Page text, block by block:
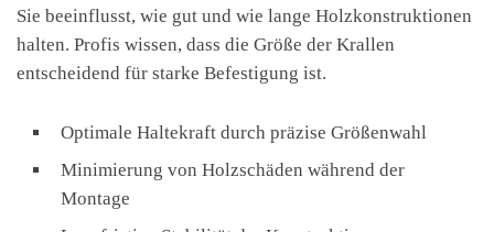
Sie beeinflusst, wie gut und wie lange Holzkonstruktionen
halten. Profis wissen, dass die Größe der Krallen
entscheidend für starke Befestigung ist.
Optimale Haltekraft durch präzise Größenwahl
Minimierung von Holzschäden während der
Montage